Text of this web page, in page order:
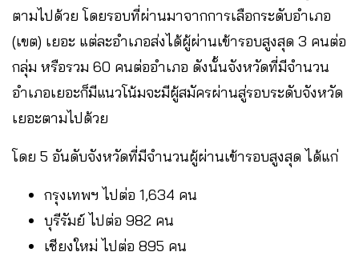
ตามไปด้วย โดยรอบที่ผ่านมาจากการเลือกระดับอำเภอ
(เขต) เยอะ แต่ละอำเภอส่งได้ผู้ผ่านเข้ารอบสูงสุด 3 คนต่อ
กลุ่ม หรือรวม 60 คนต่ออำเภอ ดังนั้นจังหวัดที่มีจำนวน
อำเภอเยอะก็มีแนวโน้มจะมีผู้สมัครผ่านสู่รอบระดับจังหวัด
เยอะตามไปด้วย
โดย 5 อันดับจังหวัดที่มีจำนวนผู้ผ่านเข้ารอบสูงสุด ได้แก่
กรุงเทพฯ ไปต่อ 1,634 คน
บุรีรัมย์ ไปต่อ 982 คน
เชียงใหม่ ไปต่อ 895 คน